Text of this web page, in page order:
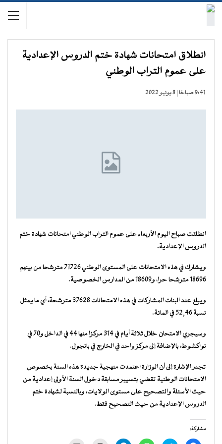
انطلاق امتحانات شهادة ختم الدروس الإعدادية
على عموم التراب الوطني
9:41 صباحًا | 8 يونيو 2022
انطلقت صباح اليوم الأربعاء على عموم التراب الوطني امتحانات شهادة ختم
الدروس الإعدادية.
ويشارك في هذه الامتحانات على المستوى الوطني 71726 مترشحا من بينهم
18696 مترشحا حرا، و18609 من المدارس الخصوصية.
ويبلغ عدد البنات المشاركات في هذه الامتحانات 37628 مترشحة، أي ما يمثل
نسبة 52,46 في المائة.
وسيجري الامتحان خلال ثلاثة أيام في 314 مركزا منها 44 في الداخل و70 في
نواكشوط، بالإضافة إلى مركز واحد في الخارج في بانجول.
تجدر الإشارة إلى أن الوزارة اعتمدت منهجية جديدة هذه السنة بخصوص
الامتحانات الوطنية تقضي بتسيير مسابقة دخول السنة الأولى إعدادية من
حيث الأسئلة والتصحيح على مستوى الولايات، وبالنسبة لشهادة ختم
الدروس الإعدادية من حيث التصحيح فقط.
مشاركة: